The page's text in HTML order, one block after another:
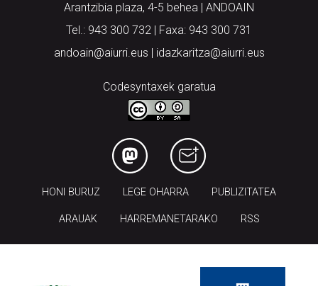
Arantzibia plaza, 4-5 behea | ANDOAIN
Tel.: 943 300 732 | Faxa: 943 300 731
andoain@aiurri.eus | idazkaritza@aiurri.eus
Codesyntaxek garatua
HONI BURUZ LEGE OHARRA PUBLIZITATEA
ARAUAK HARREMANETARAKO RSS